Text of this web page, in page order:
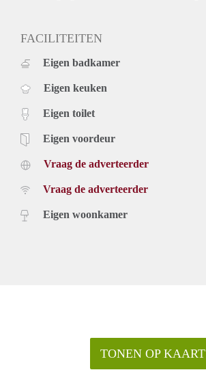
FACILITEITEN
Eigen badkamer
Eigen keuken
Eigen toilet
Eigen voordeur
Vraag de adverteerder
Vraag de adverteerder
Eigen woonkamer
TONEN OP KAART